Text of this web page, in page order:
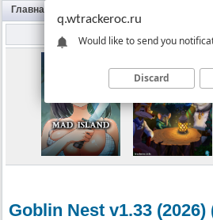
Главная
Goblin Nest v1.33 (2026)
q.wtrackeroc.ru
Would like to send you
Discard